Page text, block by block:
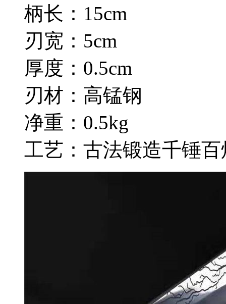
柄长：15cm
刃宽：5cm
厚度：0.5cm
刃材：高锰钢
净重：0.5kg
工艺：古法锻造千锤